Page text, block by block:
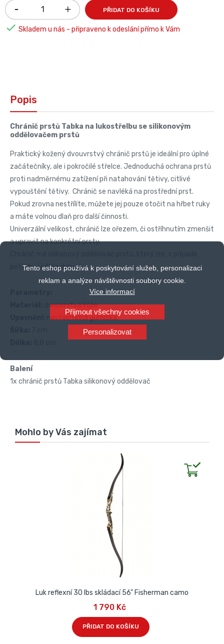
Tento eshop používá k poskytování služeb, personalizaci
reklam a analýze návštěvnosti soubory cookie.
Více informací
Přijmout všechny cookies
Personalizovat
PŘIDAT DO KOŠÍKU
 Skladem u nás - připraveno k odeslání přímo k Vám
Popis
Chránič prstů Tabka na lukostřelbu se silikonovým
oddělovačem prstů
Praktický kožený dvouvrstvý chránič prstů je ideální pro úplné
začátečníky, ale i pokročilé střelce. Jednoduchá ochrana prstů
proti nadměrnému zatížení při natahování tětivy, citlivé
vypouštění tětivy. Chránič se navléká na prostřední prst.
Pokud zrovna nestřílíte, můžete jej pouze otočit na hřbet ruky
a máte volnou dlaň pro další činnosti.
Univerzální velikost, chránič lze ořezem, či ostříhnutím zmenšit
a upravit na konkrétní prsty.
potřeby i odšroubovat.
dvouvrstvá kůže
nastavitelná gumička
Balení
1x chránič prstů Tabka silikonový oddělovač
Mohlo by Vás zajímat
Luk reflexní 30 lbs skládací 56" Fisherman camo
1 790 Kč
PŘIDAT DO KOŠÍKU